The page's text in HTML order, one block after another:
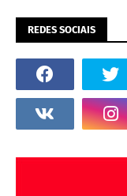
REDES SOCIAIS